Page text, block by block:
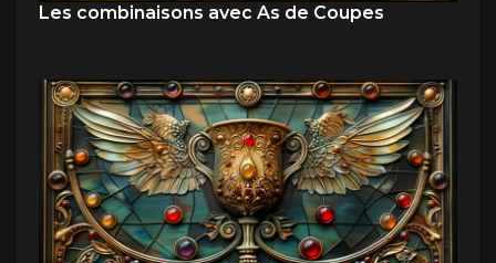
Les combinaisons avec As de Coupes